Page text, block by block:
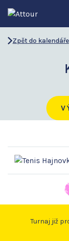
Zpět do kalendáře
Turnaj již